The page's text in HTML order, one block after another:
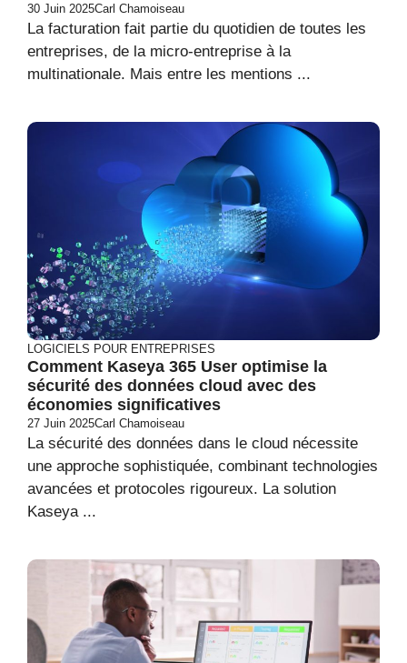
30 Juin 2025Carl Chamoiseau
La facturation fait partie du quotidien de toutes les
entreprises, de la micro-entreprise à la
multinationale. Mais entre les mentions ...
LOGICIELS POUR ENTREPRISES
Comment Kaseya 365 User optimise la
sécurité des données cloud avec des
économies significatives
27 Juin 2025Carl Chamoiseau
La sécurité des données dans le cloud nécessite
une approche sophistiquée, combinant technologies
avancées et protocoles rigoureux. La solution
Kaseya ...